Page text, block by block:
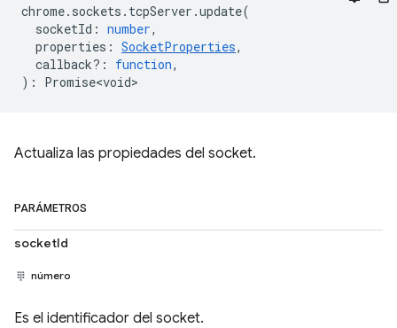
chrome. sockets . tcpServer .update(
socketId : number,
properties : SocketProperties,
callback? : function,
) : Promise<void>
Actualiza las propiedades del socket.
PARÁMETROS
socketId
número
Es el identificador del socket.